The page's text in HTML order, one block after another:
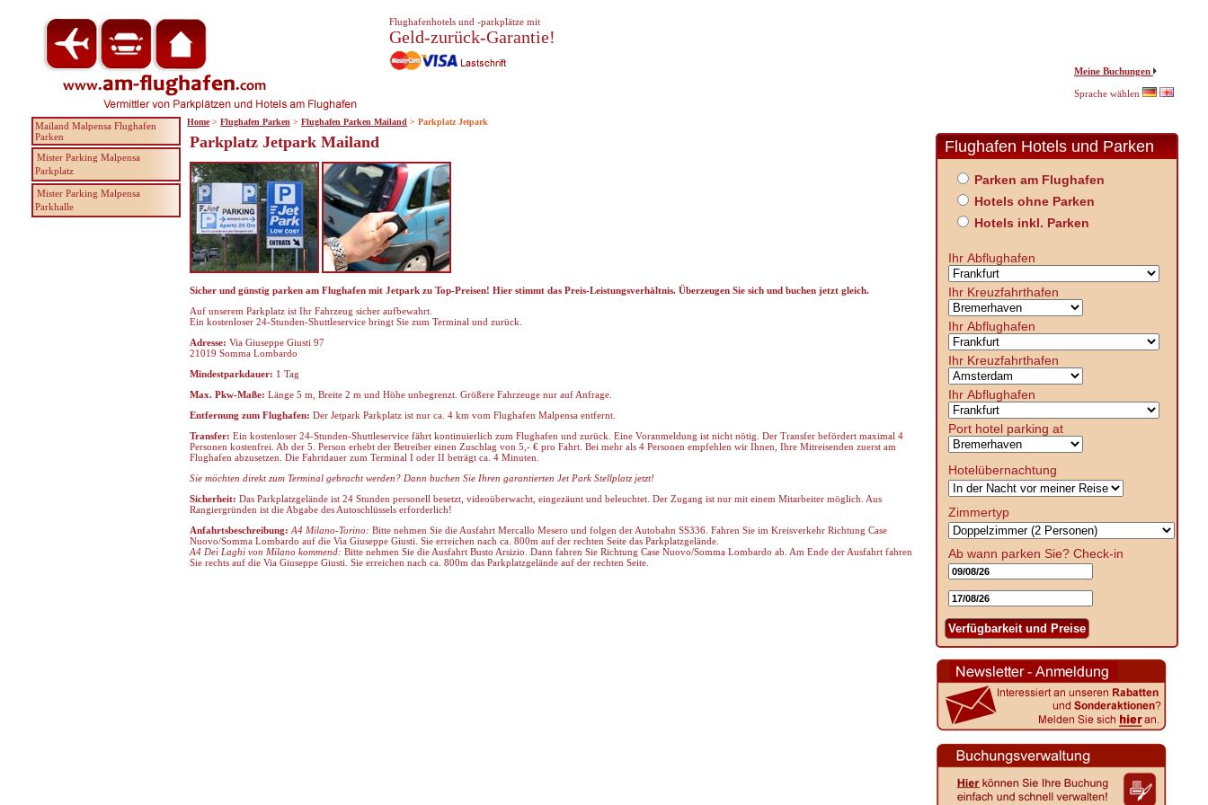
Parkplatz Jetpark Mailand
Sicher und günstig parken am Flughafen mit Jetpark zu Top-Preisen! Hier stimmt das Preis-Leistungsverhältnis. Überzeugen Sie sich und buchen jetzt gleich.
Auf unserem Parkplatz ist Ihr Fahrzeug sicher aufbewahrt.
Ein kostenloser 24-Stunden-Shuttleservice bringt Sie zum Terminal und zurück.
Adresse: Via Giuseppe Giusti 97
21019 Somma Lombardo
Mindestparkdauer: 1 Tag
Max. Pkw-Maße: Länge 5 m, Breite 2 m und Höhe unbegrenzt. Größere Fahrzeuge nur auf Anfrage.
Entfernung zum Flughafen: Der Jetpark Parkplatz ist nur ca. 4 km vom Flughafen Malpensa entfernt.
Transfer: Ein kostenloser 24-Stunden-Shuttleservice fährt kontinuierlich zum Flughafen und zurück. Eine Voranmeldung ist nicht nötig. Der Transfer befördert maximal 4
Personen kostenfrei. Ab der 5. Person erhebt der Betreiber einen Zuschlag von 5,- € pro Fahrt. Bei mehr als 4 Personen empfehlen wir Ihnen, Ihre Mitreisenden zuerst am
Flughafen abzusetzen. Die Fahrtdauer zum Terminal I oder II beträgt ca. 4 Minuten.
Sie möchten direkt zum Terminal gebracht werden? Dann buchen Sie Ihren garantierten Jet Park Stellplatz jetzt!
Sicherheit: Das Parkplatzgelände ist 24 Stunden personell besetzt, videoüberwacht, eingezäunt und beleuchtet. Der Zugang ist nur mit einem Mitarbeiter möglich. Aus
Rangiergründen ist die Abgabe des Autoschlüssels erforderlich!
Anfahrtsbeschreibung: A4 Milano-Torino: Bitte nehmen Sie die Ausfahrt Mercallo Mesero und folgen der Autobahn SS336. Fahren Sie im Kreisverkehr Richtung Case
Nuovo/Somma Lombardo auf die Via Giuseppe Giusti. Sie erreichen nach ca. 800m auf der rechten Seite das Parkplatzgelände.
A4 Dei Laghi von Milano kommend: Bitte nehmen Sie die Ausfahrt Busto Arsizio. Dann fahren Sie Richtung Case Nuovo/Somma Lombardo ab. Am Ende der Ausfahrt fahren
Sie rechts auf die Via Giuseppe Giusti. Sie erreichen nach ca. 800m das Parkplatzgelände auf der rechten Seite.
Meine Buchungen
Sprache wählen
Mailand Malpensa Flughafen
Parken
Mister Parking Malpensa
Parkplatz
Mister Parking Malpensa
Parkhalle
Flughafen Hotels und Parken
Parken am Flughafen
Hotels ohne Parken
Hotels inkl. Parken
Ihr Abflughafen
Ihr Kreuzfahrthafen
Ihr Abflughafen
Ihr Kreuzfahrthafen
Ihr Abflughafen
Port hotel parking at
Hotelübernachtung
Zimmertyp
Ab wann parken Sie? Check-in
Verfügbarkeit und Preise
Flughafenhotels und -parkplätze mit
Geld-zurück-Garantie!
Home > Flughafen Parken > Flughafen Parken Mailand > Parkplatz Jetpark